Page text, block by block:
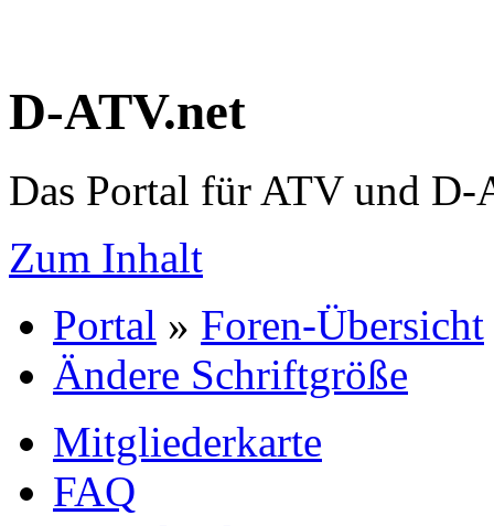
D-ATV.net
Das Portal für ATV und D-
Zum Inhalt
Portal » Foren-Übersicht
Ändere Schriftgröße
Mitgliederkarte
FAQ